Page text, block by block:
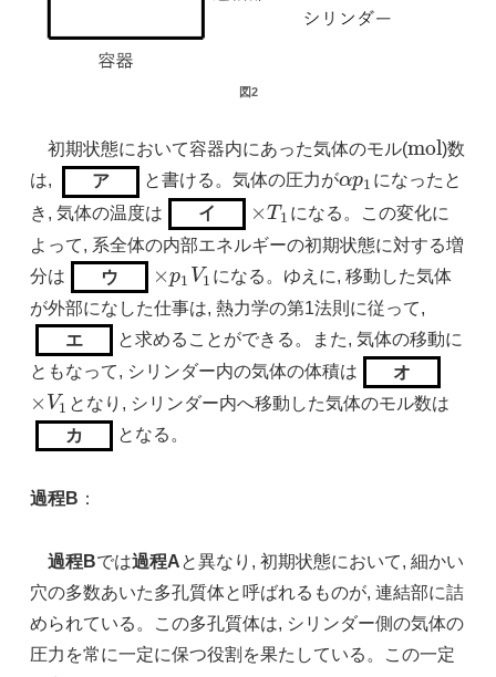
図2
初期状態において容器内にあった気体のモル(mol
mol )数
は,
ア と書ける。気体の圧力がαp1
αp1 になったと
き, 気体の温度は
イ ×T 1
×T1 になる。この変化に
よって, 系全体の内部エネルギーの初期状態に対する増
分は
ウ ×p1 V1
×p1V1 になる。ゆえに, 移動した気体
が外部になした仕事は, 熱力学の第1法則に従って,
エ
と求めることができる。また, 気体の移動に
ともなって, シリンダー内の気体の体積は
オ
× V1
×V1 となり, シリンダー内へ移動した気体のモル数は
カ
となる。
過程B ：
過程Bでは過程Aと異なり, 初期状態において, 細かい
穴の多数あいた多孔質体と呼ばれるものが, 連結部に詰
められている。この多孔質体は, シリンダー側の気体の
圧力を常に一定に保つ役割を果たしている。この一定